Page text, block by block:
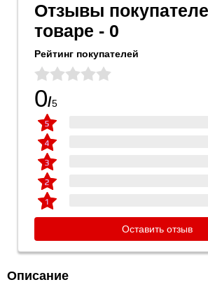
Отзывы
товаре - 0
Рейтинг покупателей
0/5
Оставить отзыв
Описание